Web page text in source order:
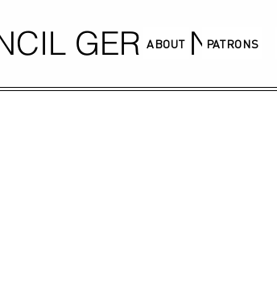
GERMANY
ABOUT PATRONS